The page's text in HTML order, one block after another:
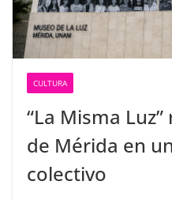
CULTURA
“La Misma
de Mérida en
colectivo